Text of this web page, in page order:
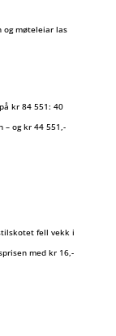
og møteleiar las
kr 84 551: 40
– og kr 44 551,-
fell vekk i
med kr 16,-